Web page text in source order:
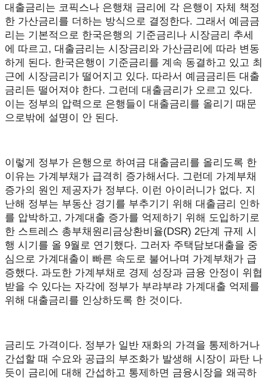
대출금리는 코픽스나 은행채 금리에 각 은행이 자체 책정
한 가산금리를 더하는 방식으로 결정한다. 그래서 예금금
리는 기본적으로 한국은행의 기준금리나 시장금리 추세
에 따르고, 대출금리는 시장금리와 가산금리에 따라 변동
하게 된다. 한국은행이 기준금리를 계속 동결하고 있고 최
근에 시장금리가 떨어지고 있다. 따라서 예금금리든 대출
금리든 떨어져야 한다. 그런데 대출금리가 오르고 있다.
이는 정부의 압력으로 은행들이 대출금리를 올리기 때문
으로밖에 설명이 안 된다.
이렇게 정부가 은행으로 하여금 대출금리를 올리도록 한
이유는 가계부채가 급격히 증가해서다. 그런데 가계부채
증가의 원인 제공자가 정부다. 이런 아이러니가 없다. 지
난해 정부는 부동산 경기를 부추기기 위해 대출금리 인하
를 압박하고, 가계대출 증가를 억제하기 위해 도입하기로
한 스트레스 총부채원리금상환비율(DSR) 2단계 규제 시
행 시기를 올 9월로 연기했다. 그러자 주택담보대출을 중
심으로 가계대출이 빠른 속도로 불어나며 가계부채가 급
증했다. 과도한 가계부채로 경제 성장과 금융 안정이 위협
받을 수 있다는 자각에 정부가 부랴부랴 가계대출 억제를
위해 대출금리를 인상하도록 한 것이다.
금리도 가격이다. 정부가 일반 재화의 가격을 통제하거나
간섭할 때 수요와 공급의 부조화가 발생해 시장이 파탄 나
듯이 금리에 대해 간섭하고 통제하면 금융시장을 왜곡하